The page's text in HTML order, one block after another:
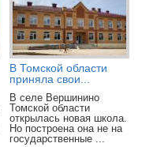
В Томской области
приняла свои...
В селе Вершинино
Томской области
открылась новая школа.
Но построена она не на
государственные ...